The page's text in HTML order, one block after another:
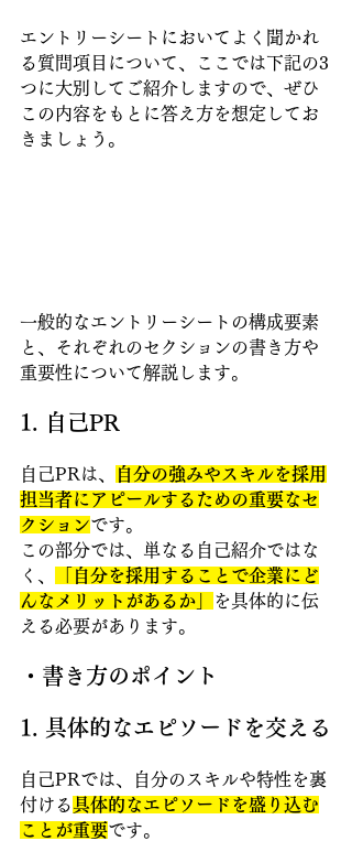
エントリーシートにおいてよく聞かれ
る質問項目について、ここでは下記の3
つに大別してご紹介しますので、ぜひ
この内容をもとに答え方を想定してお
きましょう。
一般的なエントリーシートの構成要素
と、それぞれのセクションの書き方や
重要性について解説します。
1. 自己PR
自己PRは、
自分の強みやスキルを採用
担当者にアピールするための重要なセ
クションです。
この部分では、単なる自己紹介ではな
く、
「自分を採用することで企業にど
んなメリットがあるか」
を具体的に伝
える必要があります。
・書き方のポイント
1. 具体的なエピソードを交える
自己PRでは、自分のスキルや特性を裏
付ける具体的なエピソードを盛り込む
ことが重要です。